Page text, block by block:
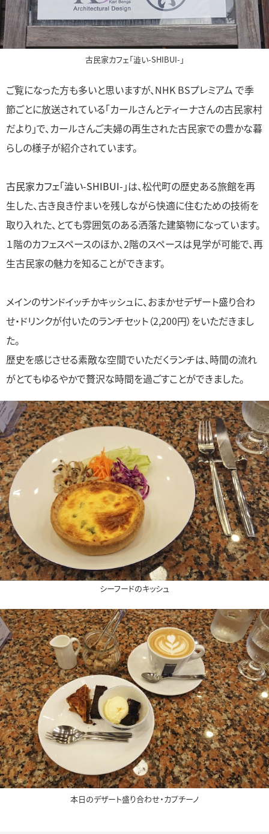
古民家カフェ「澁い-SHIBUI-」
ご覧になった方も多いと思いますが、NHK BSプレミアム で季
節ごとに放送されている「カールさんとティーナさんの古民家村
だより」で、カールさんご夫婦の再生された古民家での豊かな暮
らしの様子が紹介されています。
古民家カフェ「澁い-SHIBUI-」は、松代町の歴史ある旅館を再
生した、古き良き佇まいを残しながら快適に住むための技術を
取り入れた、とても雰囲気のある洒落た建築物になっています。
１階のカフェスペースのほか、2階のスペースは見学が可能で、再
生古民家の魅力を知ることができます。
メインのサンドイッチかキッシュに、おまかせデザート盛り合わ
せ・ドリンクが付いたのランチセット（2,200円）をいただきまし
た。
歴史を感じさせる素敵な空間でいただくランチは、時間の流れ
がとてもゆるやかで贅沢な時間を過ごすことができました。
シーフードのキッシュ
本日のデザート盛り合わせ・カプチーノ